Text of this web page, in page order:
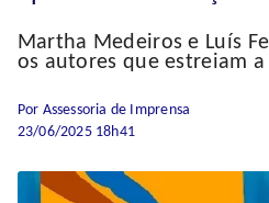
Martha Medeiros e Luís
os autores que estreiam a
Por Assessoria de Imprensa
23/06/2025 18h41